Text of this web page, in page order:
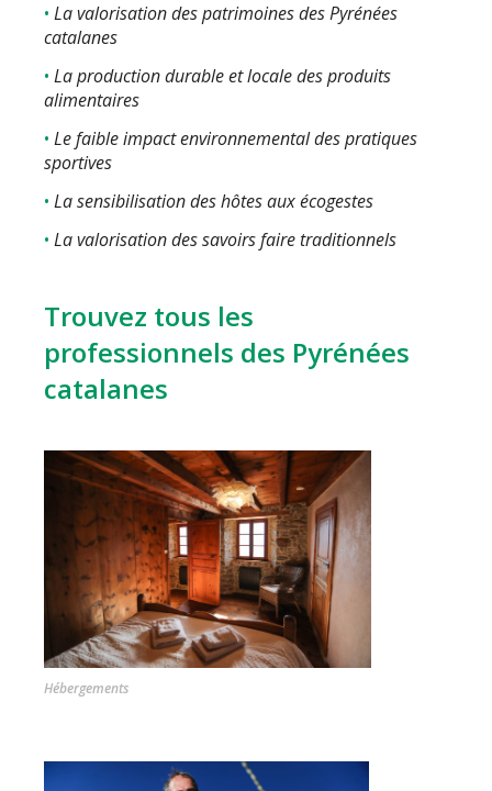
La valorisation des patrimoines des Pyrénées
catalanes
La production durable et locale des produits
alimentaires
Le faible impact environnemental des pratiques
sportives
La sensibilisation des hôtes aux écogestes
La valorisation des savoirs faire traditionnels
Trouvez tous les
professionnels des Pyrénées
catalanes
Hébergements